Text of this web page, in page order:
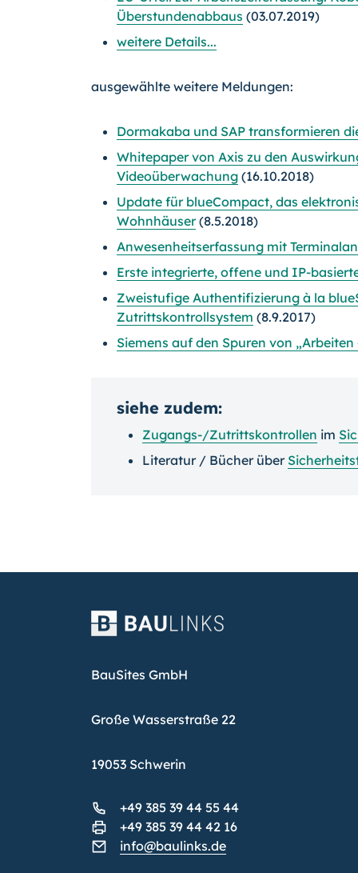
Überstundenabbaus (03.07.2019)
weitere Details...
ausgewählte weitere Meldungen:
Dormakaba und SAP transformieren
Whitepaper von Axis zu den
Videoüberwachung (16.10.2018)
Update für blueCompact, das
Wohnhäuser(8.5.2018)
Anwesenheitserfassung mit
Erste integrierte, offene und IP-
Zweistufige Authentifizierung à la
Zutrittskontrollsystem (8.9.2017)
Siemens auf den Spuren von „Arbeiten
siehe zudem:
Zugangs-/Zutrittskontrollen im
Literatur / Bücher über
BauSites GmbH
Große Wasserstraße 22
19053 Schwerin
+49 385 39 44 55 44
+49 385 39 44 42 16
info@baulinks.de